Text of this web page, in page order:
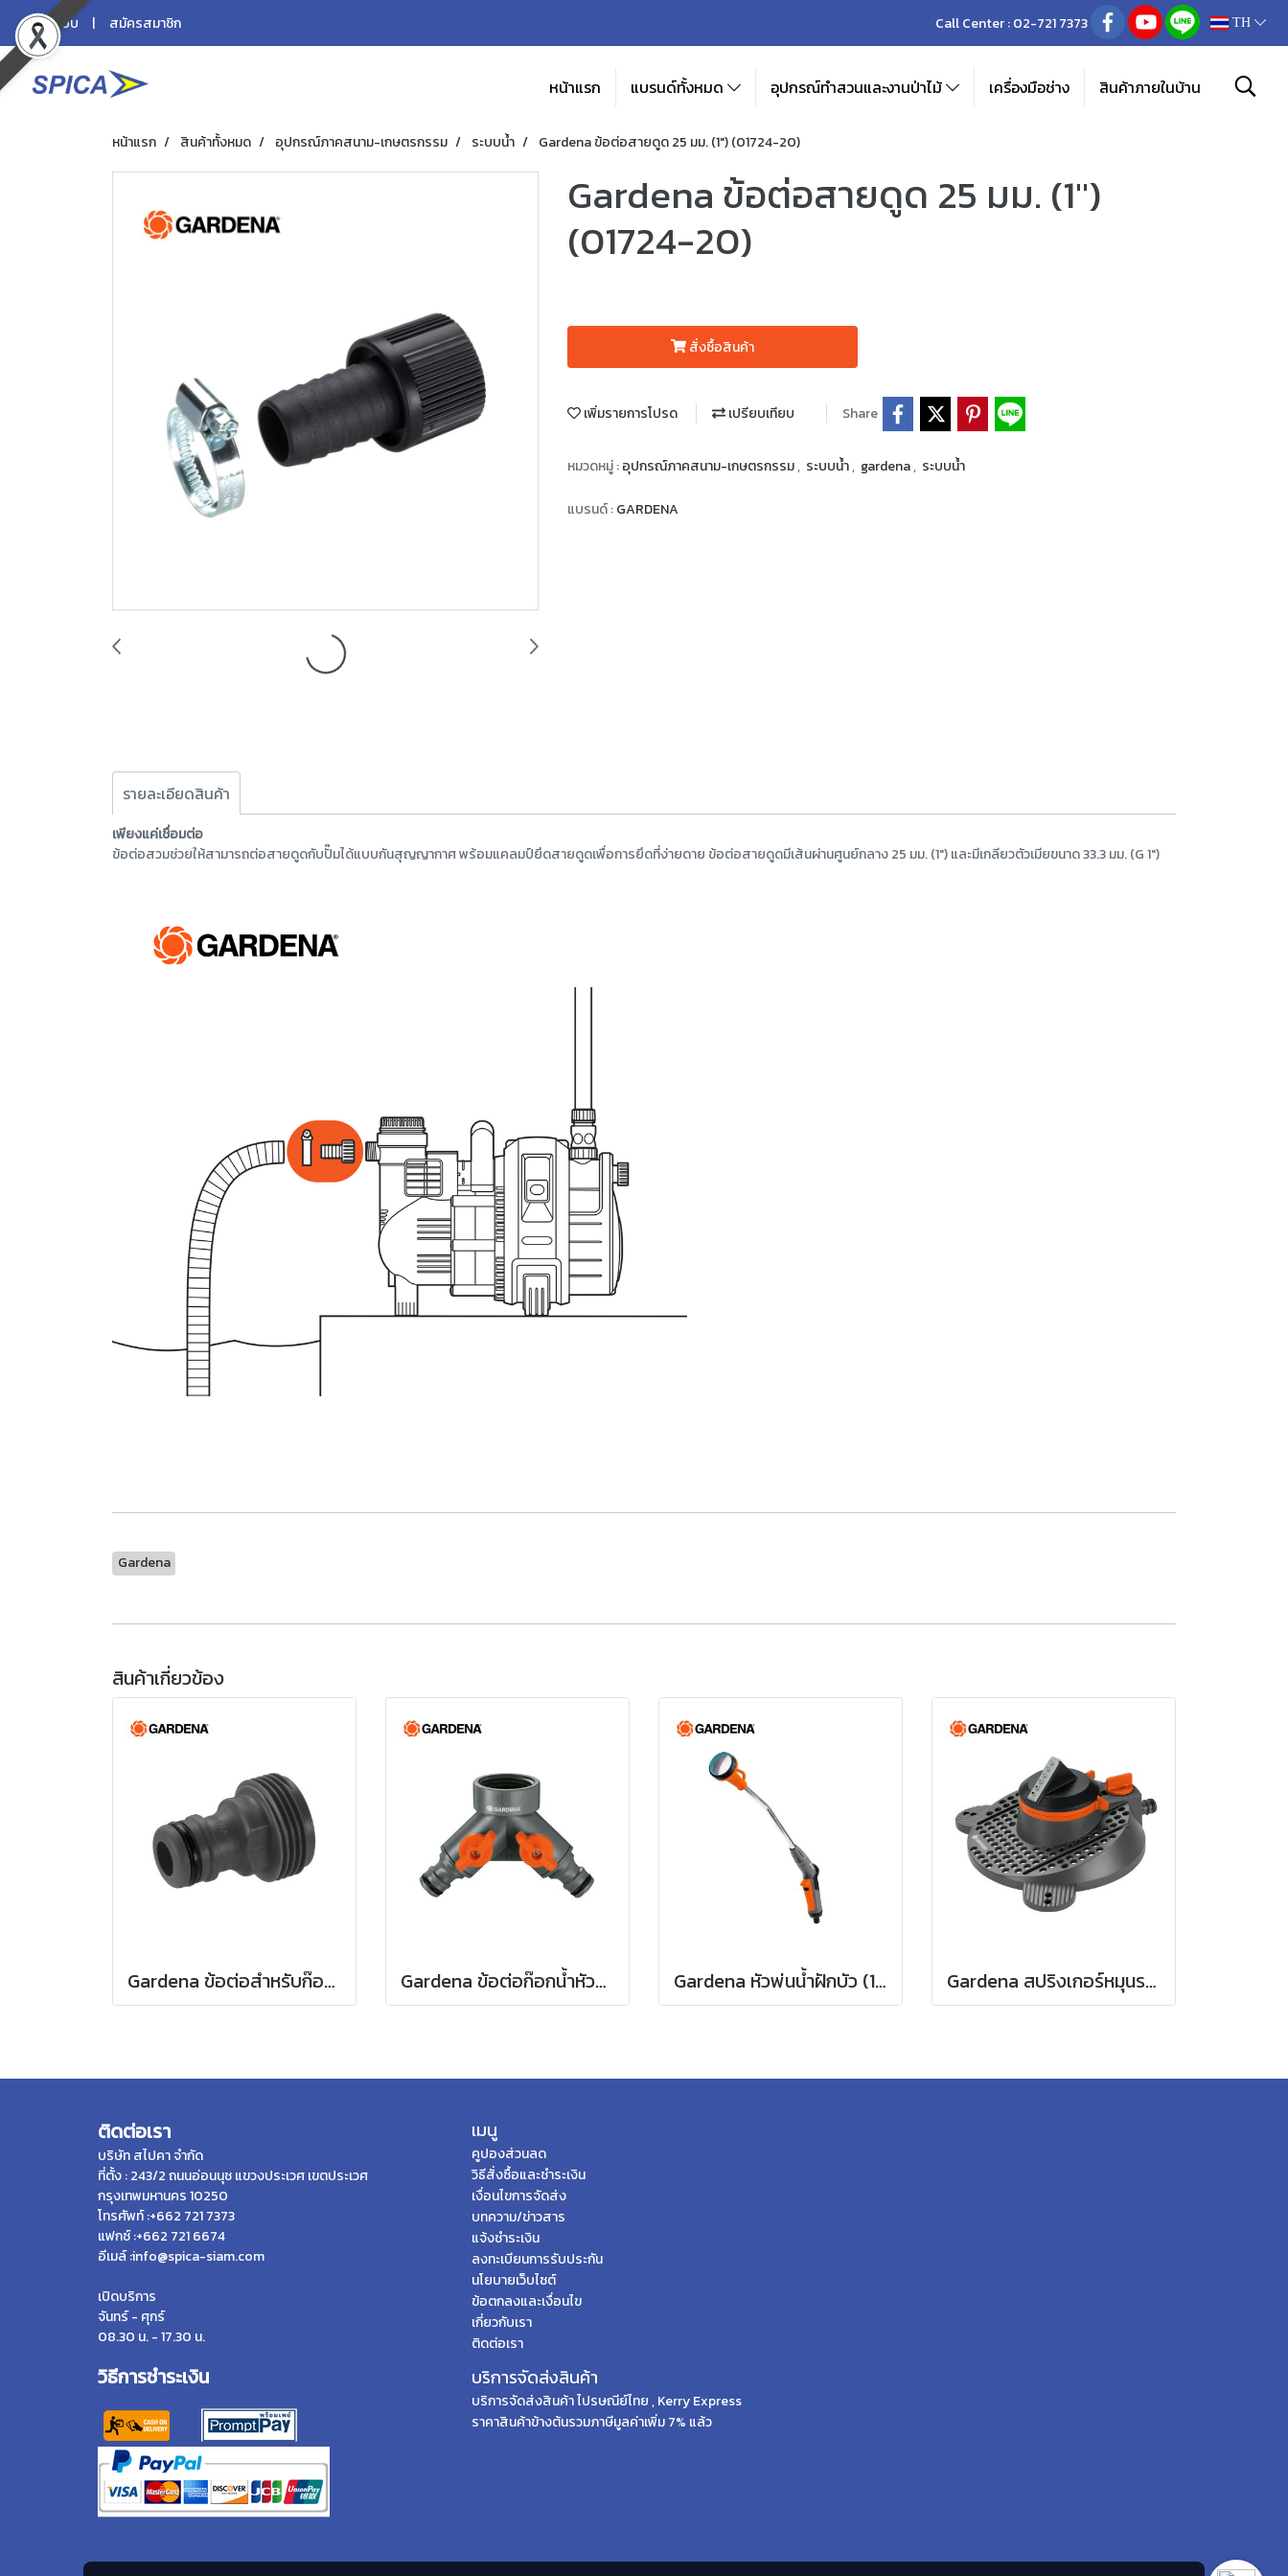
เข้าสู่ระบบ สมัครสมาชิก Call Center :02-721 7373 TH
หน้าแรก แบรนด์ทั้งหมด อุปกรณ์ทำสวนและงานป่าไม้ เครื่องมือช่าง สินค้าภายในบ้าน
หน้าแรก สินค้าทั้งหมด อุปกรณ์ภาคสนาม-เกษตรกรรม ระบบน้ำ Gardena ข้อต่อสายดูด 25 มม. (1") (01724-20)
Gardena ข้อต่อสายดูด 25 มม. (1")
(01724-20)
สั่งซื้อสินค้า
เพิ่มรายการโปรด เปรียบเทียบ Share
หมวดหมู่ :อุปกรณ์ภาคสนาม-เกษตรกรรม, ระบบน้ำ, gardena, ระบบน้ำ
แบรนด์ :GARDENA
รายละเอียดสินค้า
เพียงแค่เชื่อมต่อ
ข้อต่อสวมช่วยให้สามารถต่อสายดูดกับปั๊มได้แบบกันสุญญากาศ พร้อมแคลมป์ยึดสายดูดเพื่อการยึดที่ง่ายดาย ข้อต่อสายดูดมีเส้นผ่านศูนย์กลาง 25 มม. (1") และมีเกลียวตัวเมียขนาด 33.3 มม. (G 1")
Gardena
สินค้าเกี่ยวข้อง
Gardena ข้อต่อสำหรับก๊อกน้ำ ขนาด 3/4" (26.5 มม.) (00921-50) Gardena ข้อต่อก๊อกน้ำหัวแยกสองทาง 26.5 มม. (3/4") (00938-20) Gardena หัวพ่นน้ำฝักบัว (18330-20) Gardena สปริงเกอร์หมุนรอบแบบปรับได้ Tango (02065-20)
ติดต่อเรา
บริษัท สไปคา จำกัด
ที่ตั้ง : 243/2 ถนนอ่อนนุช แขวงประเวศ เขตประเวศ
กรุงเทพมหานคร 10250
โทรศัพท์ :+662 721 7373
แฟกซ์ :+662 721 6674
อีเมล์ :info@spica-siam.com
เปิดบริการ
จันทร์ - ศุกร์
08.30 น. - 17.30 น.
วิธีการชำระเงิน
เมนู
คูปองส่วนลด
วิธีสั่งซื้อและชำระเงิน
เงื่อนไขการจัดส่ง
บทความ/ข่าวสาร
แจ้งชำระเงิน
ลงทะเบียนการรับประกัน
นโยบายเว็บไซต์
ข้อตกลงและเงื่อนไข
เกี่ยวกับเรา
ติดต่อเรา
บริการจัดส่งสินค้า
บริการจัดส่งสินค้า ไปรษณีย์ไทย , Kerry Express
ราคาสินค้าข้างต้นรวมภาษีมูลค่าเพิ่ม 7% แล้ว